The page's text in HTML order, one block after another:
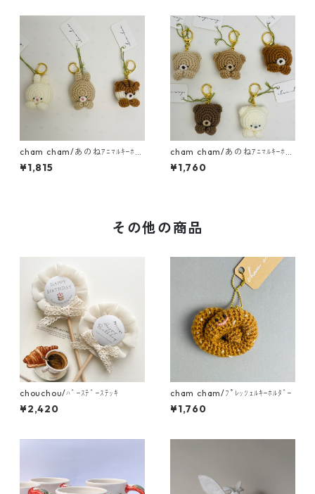
cham cham/あのねｱﾆﾏﾙｷｰﾎﾙ
ﾀﾞｰ（うさぎ・りす）
¥1,815
cham cham/あのねｱﾆﾏﾙｷｰﾎﾙ
ﾀﾞｰ（くま）
¥1,760
その他の商品
chouchou/ﾊﾞｰｽﾃﾞｰｽﾃｯｷ
¥2,420
cham cham/ﾌﾟﾚｯﾂｪﾙｷｰﾎﾙﾀﾞｰ
¥1,760